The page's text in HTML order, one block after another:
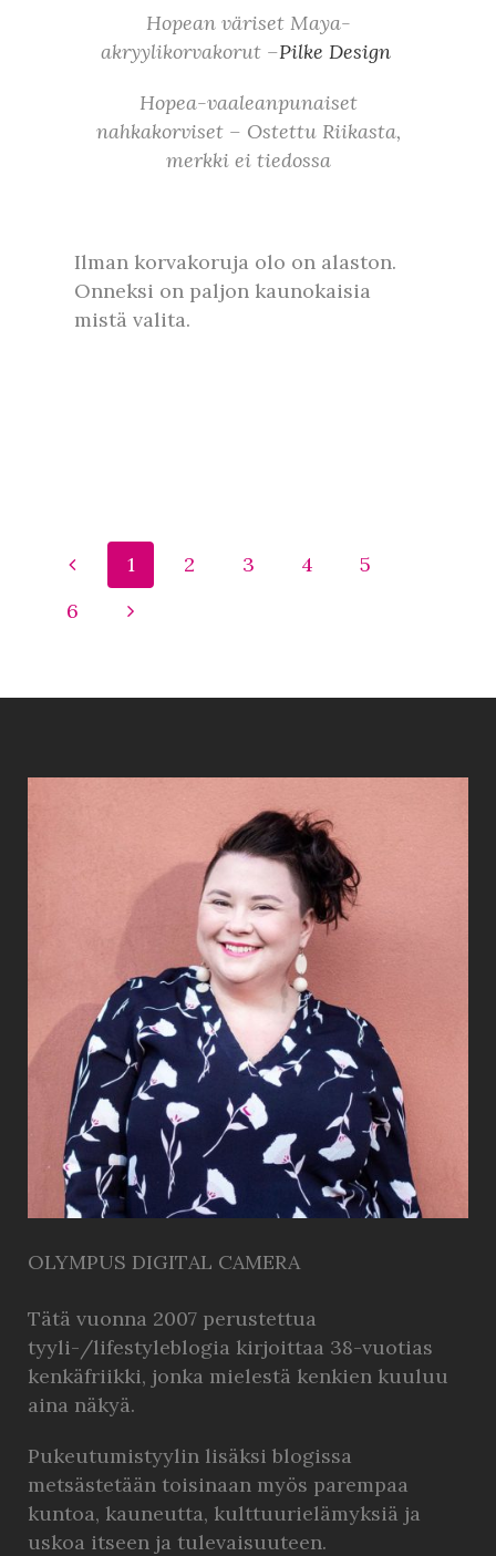
Hopean väriset Maya-
akryylikorvakorut –Pilke Design
Hopea-vaaleanpunaiset
nahkakorviset – Ostettu Riikasta,
merkki ei tiedossa
Ilman korvakoruja olo on alaston.
Onneksi on paljon kaunokaisia
mistä valita.
1 2 3 4
5
6
OLYMPUS DIGITAL CAMERA
Tätä vuonna 2007 perustettua
tyyli-/lifestyleblogia kirjoittaa 38-vuotias
kenkäfriikki, jonka mielestä kenkien kuuluu
aina näkyä.
Pukeutumistyylin lisäksi blogissa
metsästetään toisinaan myös parempaa
kuntoa, kauneutta, kulttuurielämyksiä ja
uskoa itseen ja tulevaisuuteen.